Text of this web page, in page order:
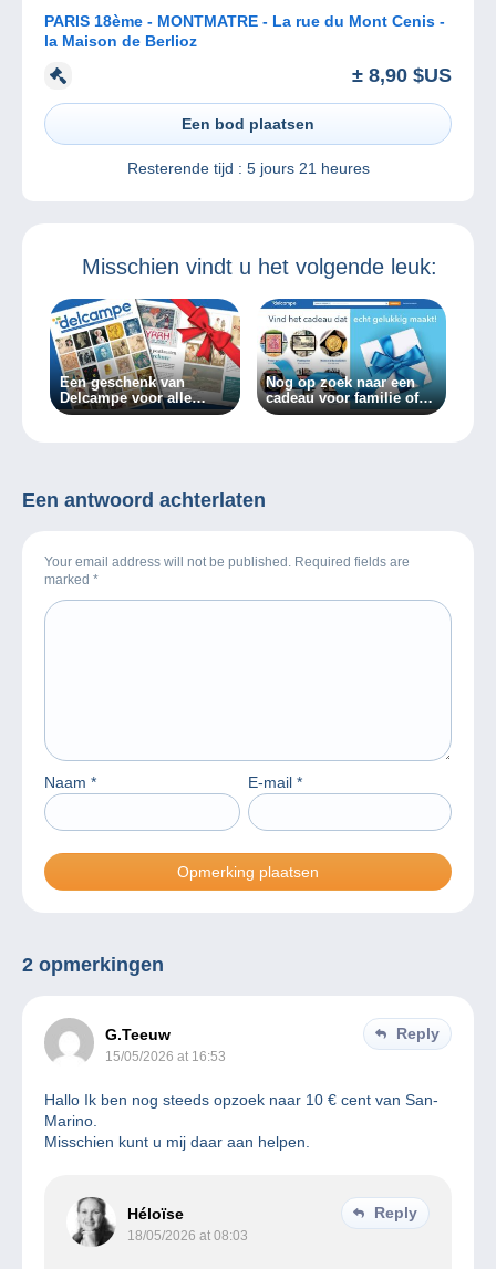
PARIS 18ème - MONTMATRE - La rue du Mont Cenis -
la Maison de Berlioz
± 8,90 $US
Een bod plaatsen
Resterende tijd : 5 jours 21 heures
Misschien vindt u het volgende leuk:
Een geschenk van
Delcampe voor alle
verzamelaars!
Nog op zoek naar een
cadeau voor familie of
vrienden?
Een antwoord achterlaten
Your email address will not be published. Required fields are
marked *
Naam * E-mail *
2 opmerkingen
G.Teeuw
15/05/2026 at 16:53
Reply
Hallo Ik ben nog steeds opzoek naar 10 € cent van San-
Marino.
Misschien kunt u mij daar aan helpen.
Héloïse
18/05/2026 at 08:03
Reply